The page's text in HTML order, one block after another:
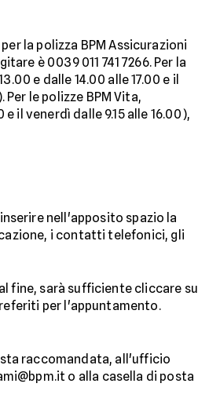
per la polizza BPM Assicurazioni
è 0039 011 741 7266. Per la
e dalle 14.00 alle 17.00 e il
le polizze BPM Vita,
il venerdì dalle 9.15 alle 16.00),
nell'apposito spazio la
i contatti telefonici, gli
fine, sarà sufficiente cliccare su
per l'appuntamento.
raccomandata, all'ufficio
o alla casella di posta